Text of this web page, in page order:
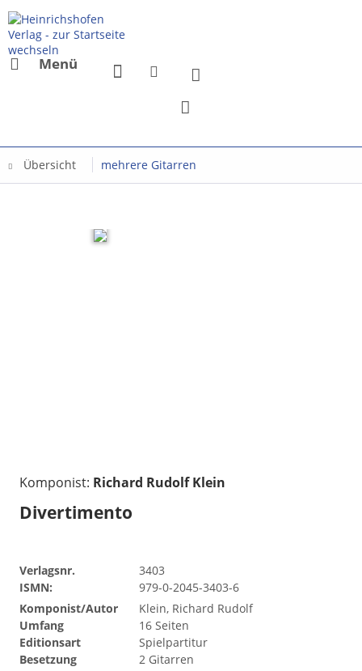
Menü
Übersicht mehrere Gitarren
Komponist: Richard Rudolf Klein
Divertimento
Verlagsnr.
3403
ISMN:
979-0-2045-3403-6
Komponist/Autor
Klein, Richard Rudolf
Umfang
16 Seiten
Editionsart
Spielpartitur
Besetzung
2 Gitarren